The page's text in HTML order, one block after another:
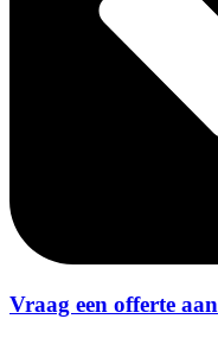
Vraag een offerte aan